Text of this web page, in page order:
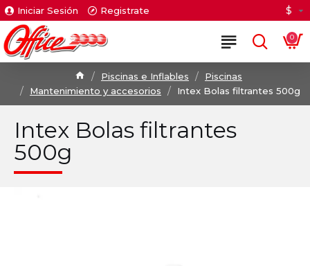
Iniciar Sesión Registrate $
0
Piscinas e Inflables
Piscinas
Mantenimiento y accesorios
Intex Bolas filtrantes 500g
Intex Bolas filtrantes
500g